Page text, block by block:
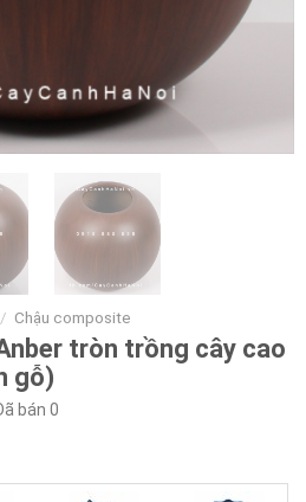
/ Chậu composite
tròn trồng cây cao
gỗ)
bán 0